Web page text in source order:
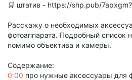
🛒 штатив - https://shp.pub/
Расскажу о необходимых
фотоаппарата. Подробный список
помимо объектива и камеры.
Содержание:
0:00 про нужные аксессуары для